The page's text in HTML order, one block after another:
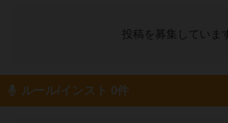
投稿を募集しています
ルール/インスト 0件